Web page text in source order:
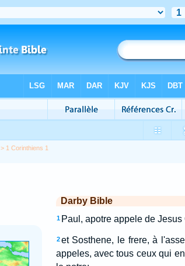
> 1 Corinthiens 1
Darby Bible
1 Paul, apotre appele de
2 et Sosthene, le frere, à
appeles, avec tous ceux qui